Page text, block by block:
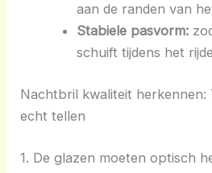
aan de randen van
Stabiele pasvorm:
schuift tijdens het
Nachtbril kwaliteit herkennen:
echt tellen
1. De glazen moeten optisch